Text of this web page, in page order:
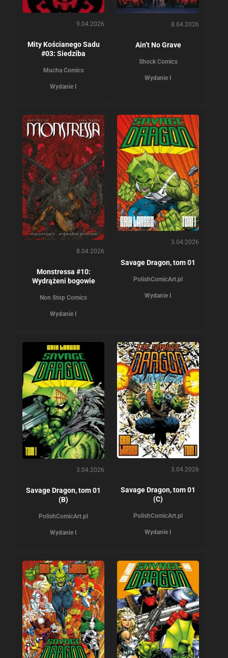
9.04.2026
Mity Kościanego Sadu
#03: Siedziba
Mucha Comics
Wydanie I
8.04.2026
Ain’t No Grave
Shock Comics
Wydanie I
8.04.2026
Monstressa #10:
Wydrążeni bogowie
Non Stop Comics
Wydanie I
3.04.2026
Savage Dragon, tom 01
PolishComicArt.pl
Wydanie I
3.04.2026
Savage Dragon, tom 01
(B)
PolishComicArt.pl
Wydanie I
3.04.2026
Savage Dragon, tom 01
(C)
PolishComicArt.pl
Wydanie I